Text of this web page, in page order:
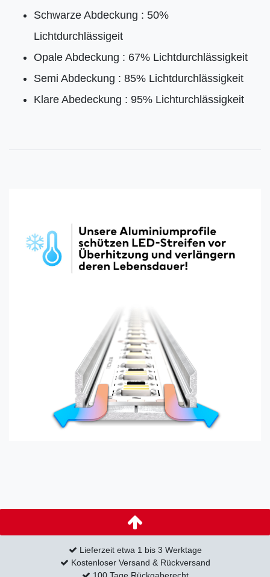
Schwarze Abdeckung : 50%
Lichtdurchlässigeit
Opale Abdeckung : 67% Lichtdurchlässigkeit
Semi Abdeckung : 85% Lichtdurchlässigkeit
Klare Abedeckung : 95% Lichturchlässigkeit
Lieferzeit etwa 1 bis 3 Werktage
Kostenloser Versand & Rückversand